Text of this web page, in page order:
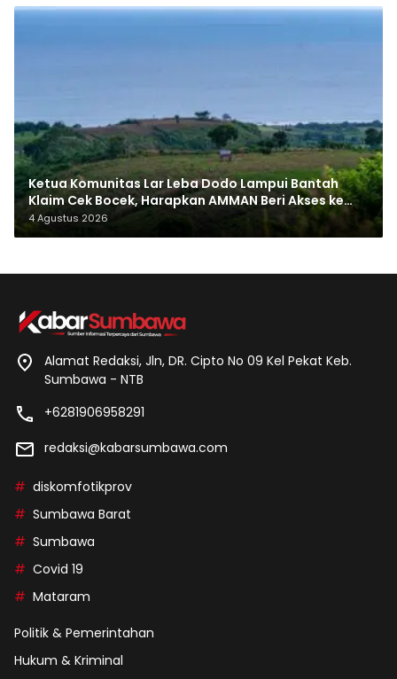
Ketua Komunitas Lar Leba Dodo Lampui Bantah
Klaim Cek Bocek, Harapkan AMMAN Beri Akses ke
Makam Leluhur
4 Agustus 2026
Alamat Redaksi, Jln, DR. Cipto No 09 Kel Pekat Keb.
Sumbawa - NTB
+6281906958291
redaksi@kabarsumbawa.com
diskomfotikprov
Sumbawa Barat
Sumbawa
Covid 19
Mataram
Politik & Pemerintahan
Hukum & Kriminal